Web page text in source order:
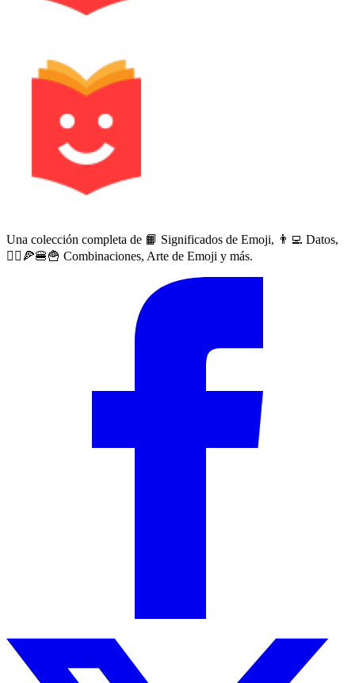
Una colección completa de 📙 Significados de Emoji, 👨‍💻 Datos,
🙅‍♀️🍕🍔🍟 Combinaciones, Arte de Emoji y más.